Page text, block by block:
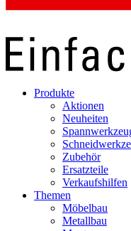
Produkte
Aktionen
Neuheiten
Zubehör
Ersatzteile
Verkaufshilfen
Themen
Möbelbau
Metallbau